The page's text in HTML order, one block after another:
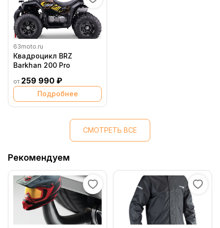
63moto.ru
Квадроцикл BRZ
Barkhan 200 Pro
от 259 990 ₽
Подробнее
СМОТРЕТЬ ВСЕ
Рекомендуем